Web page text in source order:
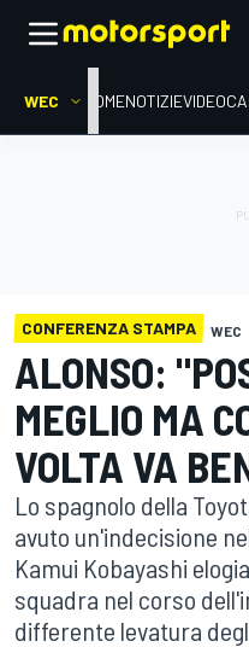
WEC HOMENOTIZIEVIDEO
CONFERENZA STAMPA WEC
ALONSO:
MEGLIO MA
VOLTA VA
Lo spagnolo della
avuto un'indecisione
Kamui Kobayashi
squadra nel corso
differente levatura